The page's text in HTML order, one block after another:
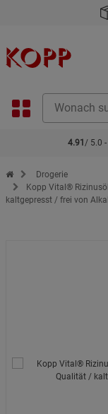
4.91 / 5.0 -
Zur Startseite des Kopp
Drogerie
Kopp Vital®
kaltgepresst / frei von